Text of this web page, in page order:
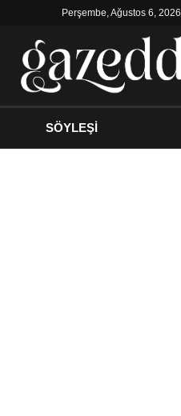
Perşembe, Ağustos 6, 2026
SÖYLEŞİ